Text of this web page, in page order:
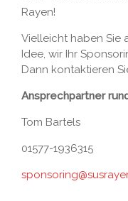
Rayen!
Vielleicht haben Sie
Idee, wir Ihr
Dann kontaktieren
Ansprechpartner
Tom Bartels
01577-1936315